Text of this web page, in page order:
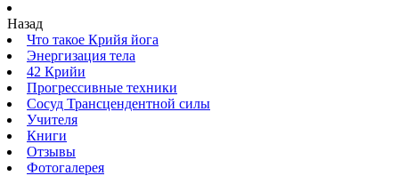
Назад
Что такое Крийя йога
Энергизация тела
42 Крийи
Прогрессивные техники
Сосуд Трансцендентной силы
Учителя
Книги
Отзывы
Фотогалерея